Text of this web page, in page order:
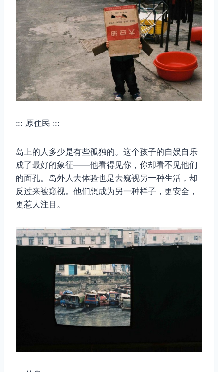
::: 原住民 :::
岛上的人多少是有些孤独的。这个孩子的自娱自乐
成了最好的象征——他看得见你，你却看不见他们
的面孔。岛外人去体验也是去窥视另一种生活，却
反过来被窥视。他们想成为另一种样子，更安全，
更惹人注目。